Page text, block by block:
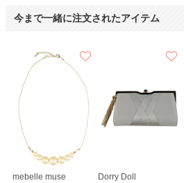
今まで一緒に注文されたアイテム
mebelle muse Dorry Doll